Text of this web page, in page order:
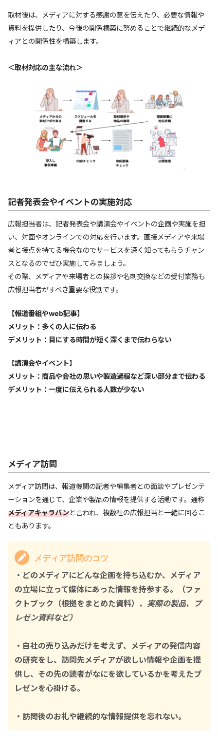
取材後は、メディアに対する感謝の意を伝えたり、必要な情報や
資料を提供したり、今後の関係構築に努めることで継続的なメデ
ィアとの関係性を構築します。
＜取材対応の主な流れ＞
記者発表会やイベントの実施対応
広報担当者は、記者発表会や講演会やイベントの企画や実施を担
い、対面やオンラインでの対応を行います。直接メディアや来場
者と接点を持てる機会なのでサービスを深く知ってもらうチャン
スとなるのでぜひ実施してみましょう。
その際、メディアや来場者との挨拶や名刺交換などの受付業務も
広報担当者がすべき重要な役割です。
【報道番組やweb記事】
メリット：多くの人に伝わる
デメリット：目にする時間が短く深くまで伝わらない
【講演会やイベント】
メリット：商品や会社の思いや製造過程など深い部分まで伝わる
デメリット：一度に伝えられる人数が少ない
メディア訪問
メディア訪問は、報道機関の記者や編集者との面談やプレゼンテ
ーションを通じて、企業や製品の情報を提供する活動です。通称
メディアキャラバンと言われ、複数社の広報担当と一緒に回るこ
ともあります。
メディア訪問のコツ
・どのメディアにどんな企画を持ち込むか、メディア
の立場に立って媒体にあった情報を持参する。（ファ
クトブック（根拠をまとめた資料） 、実際の製品、プ
レゼン資料など）
・自社の売り込みだけを考えず、メディアの発信内容
の研究をし、訪問先メディアが欲しい情報や企画を提
供し、その先の読者がなにを欲しているかを考えたプ
レゼンを心掛ける。
・訪問後のお礼や継続的な情報提供を忘れない。